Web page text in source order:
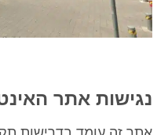
אתר האינטרנט